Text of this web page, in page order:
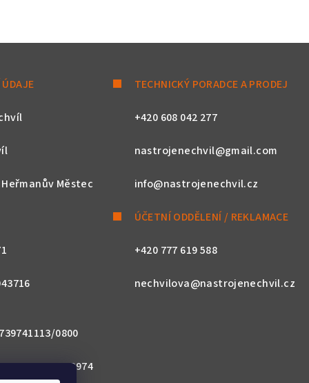
Městec
0800
0000 0027 3974
TECHNICKÝ PORADCE A PRODEJ
+420 608 042 277
nastrojenechvil@gmail.com
info@nastrojenechvil.cz
ÚČETNÍ ODDĚLENÍ / REKLAMACE
+420 777 619 588
nechvilova@nastrojenechvil.cz